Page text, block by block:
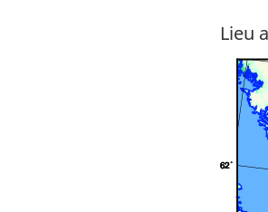
Lieu